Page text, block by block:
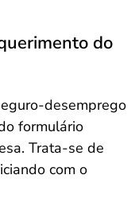
do
desemprego
formulário
Trata-se de
com o